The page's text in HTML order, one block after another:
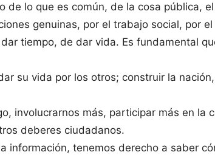
de lo que es común, de la cosa pública,
genuinas, por el trabajo social, por
tiempo, de dar vida. Es fundamental
su vida por los otros; construir la
involucrarnos más, participar más en la
deberes ciudadanos.
información, tenemos derecho a saber